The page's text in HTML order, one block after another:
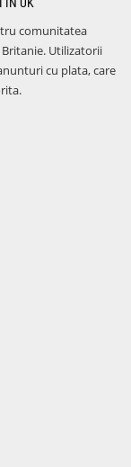
comunitatea
Utilizatorii
cu plata, care